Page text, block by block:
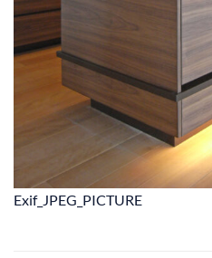
Exif_JPEG_PICTURE